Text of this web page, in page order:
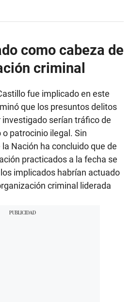
como cabeza de
criminal
fue implicado en este
que los presuntos delitos